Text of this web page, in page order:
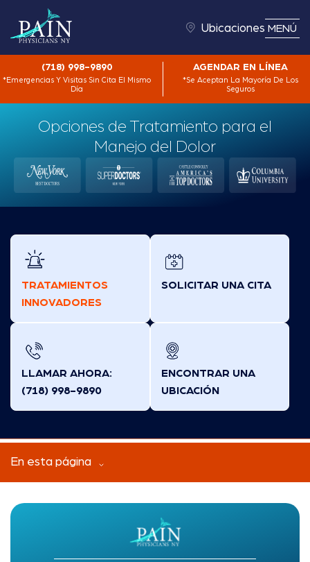
Ubicaciones MENÚ
(718) 998-9890
*Emergencias Y Visitas Sin Cita El Mismo
Día
AGENDAR EN LÍNEA
*Se Aceptan La Mayoría De Los
Seguros
Opciones de Tratamiento para el
Manejo del Dolor
TRATAMIENTOS
INNOVADORES
SOLICITAR UNA CITA
LLAMAR AHORA:
(718) 998-9890
ENCONTRAR UNA
UBICACIÓN
En esta página